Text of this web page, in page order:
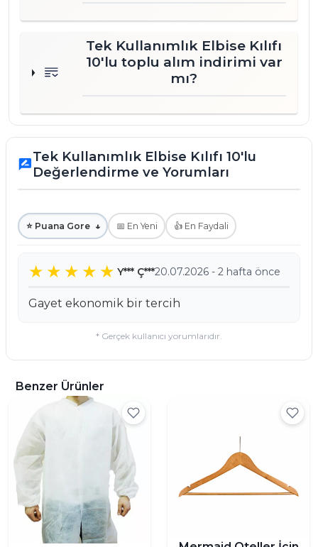
Tek Kullanımlık Elbise Kılıfı
10'lu toplu alım indirimi var
mı?
rate_reviewTek Kullanımlık Elbise Kılıfı 10'lu
Değerlendirme ve Yorumları
⭐ Puana Gore ↓ 📅 En Yeni 👍 En Faydali
Y*** Ç***20.07.2026 - 2 hafta önce
Gayet ekonomik bir tercih
* Gerçek kullanıcı yorumlarıdır.
Benzer Ürünler